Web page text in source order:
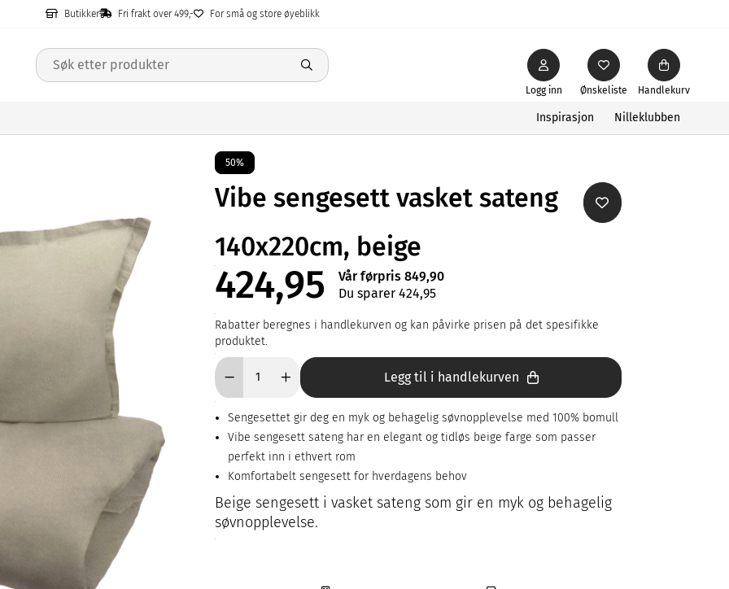
Butikker Fri frakt over 499,- For små og store øyeblikk
Ønskeliste
Logg inn Handlekurv
Inspirasjon Nilleklubben
50%
Vibe sengesett vasket sateng
140x220cm, beige
424,95
Vår førpris 849,90
Du sparer 424,95
Rabatter beregnes i handlekurven og kan påvirke prisen på det spesifikke
produktet.
Legg til i handlekurven
Sengesettet gir deg en myk og behagelig søvnopplevelse med 100% bomull
Vibe sengesett sateng har en elegant og tidløs beige farge som passer
perfekt inn i ethvert rom
Komfortabelt sengesett for hverdagens behov
Beige sengesett i vasket sateng som gir en myk og behagelig
søvnopplevelse.